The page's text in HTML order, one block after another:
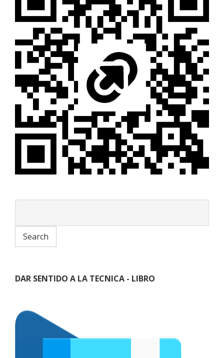
DAR SENTIDO A LA TECNICA - LIBRO